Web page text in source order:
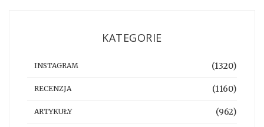
KATEGORIE
INSTAGRAM (1320)
RECENZJA (1160)
ARTYKUŁY (962)